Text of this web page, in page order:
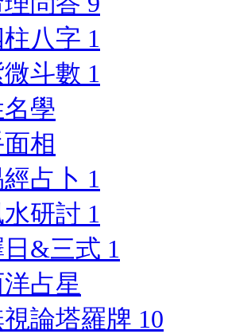
柱八字 1
斗數 1
學
相
占卜 1
水研討 1
&三式 1
占星
論塔羅牌 10